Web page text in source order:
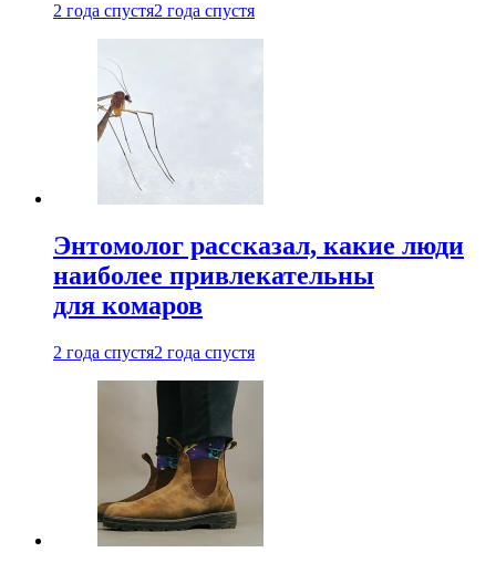
2 года спустя2 года спустя
Энтомолог рассказал, какие люди
наиболее привлекательны
для комаров
2 года спустя2 года спустя